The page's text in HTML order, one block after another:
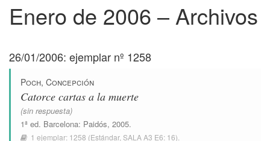
Enero de 2006 – Archivos
26/01/2006: ejemplar nº 1258
Poch, Concepción
Catorce cartas a la muerte
(sin respuesta)
1ª ed. Barcelona: Paidós, 2005.
1 ejemplar: 1258 (Estándar, SALA A3 E6: 16).